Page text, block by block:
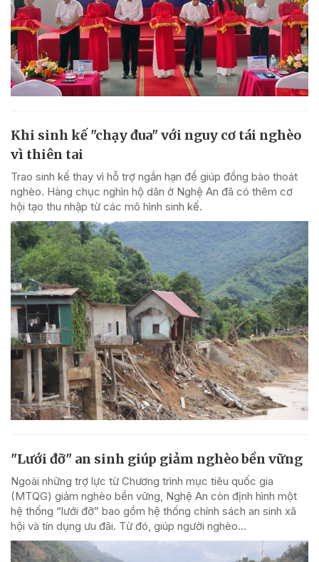
Khi sinh kế "chạy đua" với nguy cơ tái nghèo
vì thiên tai
Trao sinh kế thay vì hỗ trợ ngắn hạn để giúp đồng bào thoát
nghèo. Hàng chục nghìn hộ dân ở Nghệ An đã có thêm cơ
hội tạo thu nhập từ các mô hình sinh kế.
"Lưới đỡ" an sinh giúp giảm nghèo bền vững
Ngoài những trợ lực từ Chương trình mục tiêu quốc gia
(MTQG) giảm nghèo bền vững, Nghệ An còn định hình một
hệ thống “lưới đỡ” bao gồm hệ thống chính sách an sinh xã
hội và tín dụng ưu đãi. Từ đó, giúp người nghèo...